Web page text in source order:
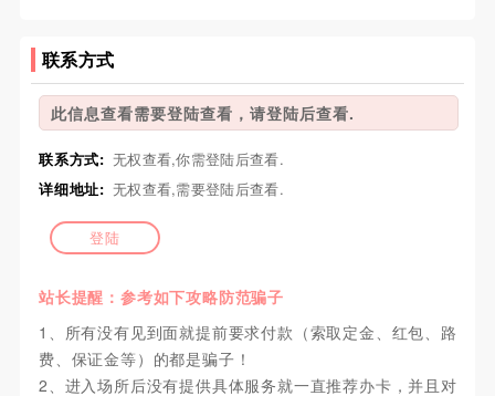
联系方式
此信息查看需要登陆查看，请登陆后查看.
联系方式: 无权查看,你需登陆后查看.
详细地址: 无权查看,需要登陆后查看.
登陆
站长提醒：参考如下攻略防范骗子
1、所有没有见到面就提前要求付款（索取定金、红包、路
费、保证金等）的都是骗子！
2、进入场所后没有提供具体服务就一直推荐办卡，并且对